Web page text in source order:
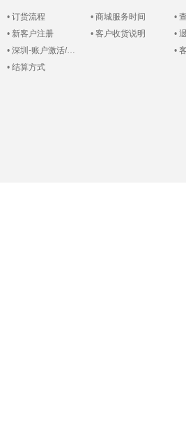
• 订货流程
• 新客户注册
• 深圳-账户激活/登录
• 结算方式
• 商城服务时间
• 客户收货说明
•
•
•